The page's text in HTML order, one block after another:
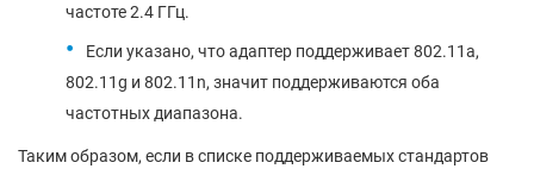
частоте 2.4 ГГц.
Если указано, что адаптер поддерживает 802.11a,
802.11g и 802.11n, значит поддерживаются оба
частотных диапазона.
Таким образом, если в списке поддерживаемых стандартов